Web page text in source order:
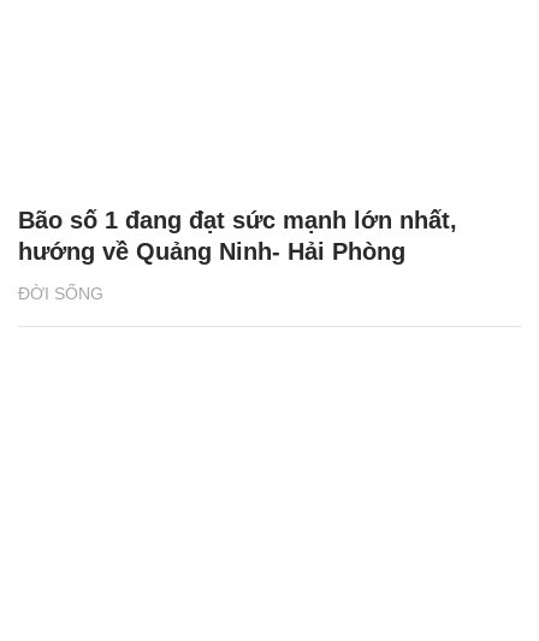
ĐỜI SỐNG
Bão số 1 đang đạt sức mạnh lớn nhất,
hướng về Quảng Ninh- Hải Phòng